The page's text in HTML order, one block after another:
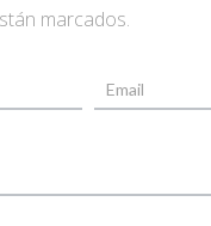
marcados.